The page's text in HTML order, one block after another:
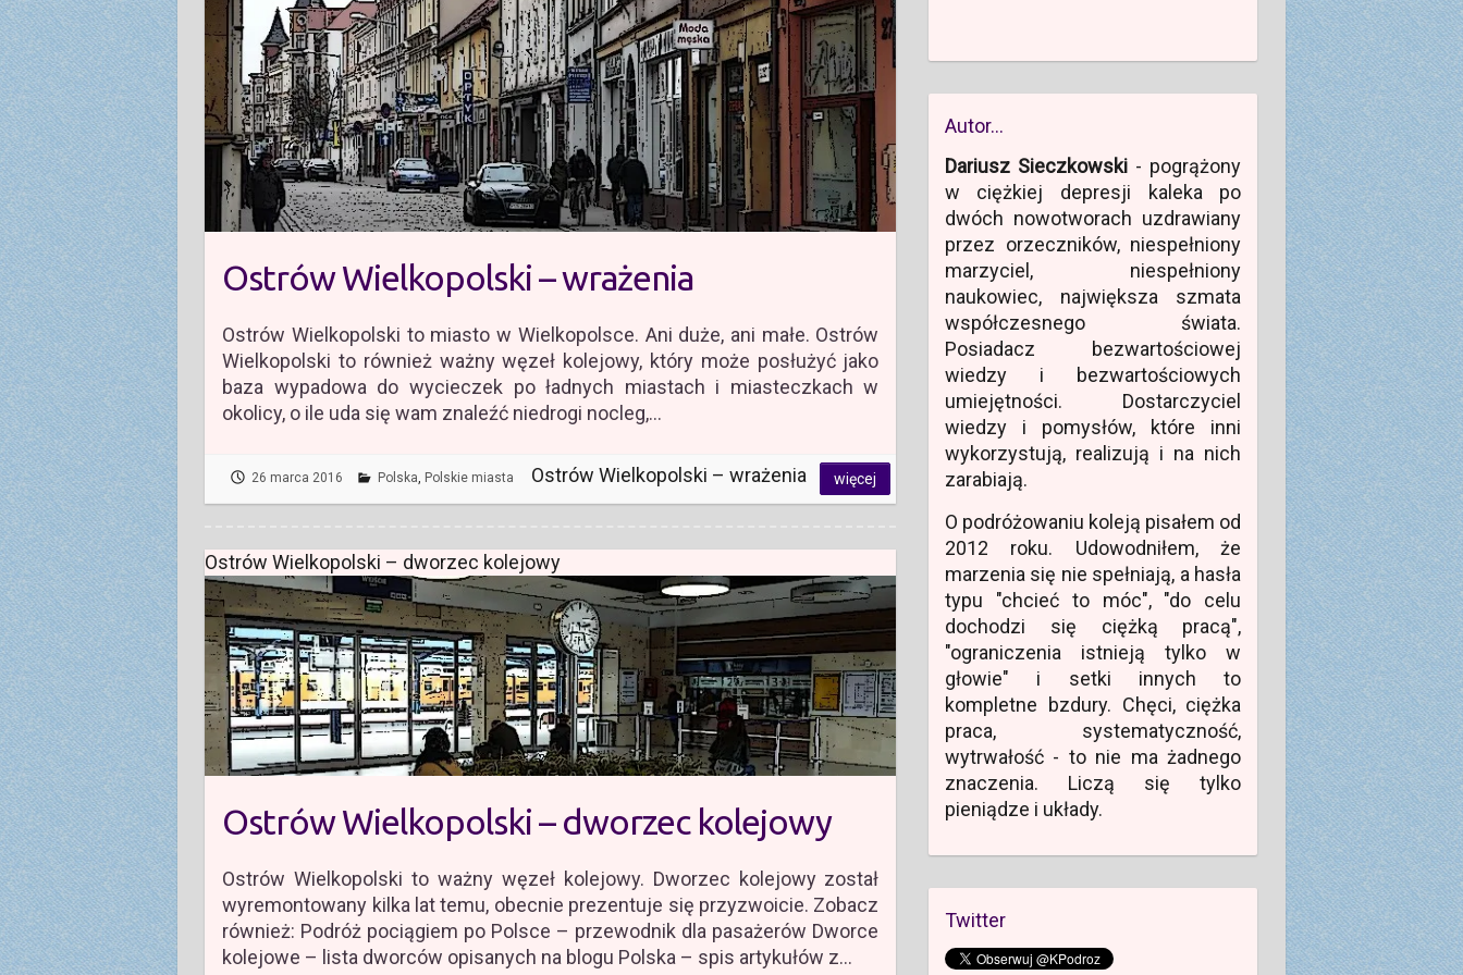
Ostrów Wielkopolski – wrażenia
Ostrów Wielkopolski to miasto w Wielkopolsce. Ani duże, ani małe. Ostrów
Wielkopolski to również ważny węzeł kolejowy, który może posłużyć jako
baza wypadowa do wycieczek po ładnych miastach i miasteczkach w
okolicy, o ile uda się wam znaleźć niedrogi nocleg,…
26 marca 2016 Polska Polskie miasta Ostrów Wielkopolski – wrażenia więcej
Ostrów Wielkopolski – dworzec kolejowy
Ostrów Wielkopolski – dworzec kolejowy
Ostrów Wielkopolski to ważny węzeł kolejowy. Dworzec kolejowy został
wyremontowany kilka lat temu, obecnie prezentuje się przyzwoicie. Zobacz
również: Podróż pociągiem po Polsce – przewodnik dla pasażerów Dworce
kolejowe – lista dworców opisanych na blogu Polska – spis artykułów z…
Autor…
Dariusz Sieczkowski - pogrążony
w ciężkiej depresji kaleka po
dwóch nowotworach uzdrawiany
przez orzeczników, niespełniony
marzyciel, niespełniony
naukowiec, największa szmata
współczesnego świata.
Posiadacz bezwartościowej
wiedzy i bezwartościowych
umiejętności. Dostarczyciel
wiedzy i pomysłów, które inni
wykorzystują, realizują i na nich
zarabiają.
O podróżowaniu koleją pisałem od
2012 roku. Udowodniłem, że
marzenia się nie spełniają, a hasła
typu "chcieć to móc", "do celu
dochodzi się ciężką pracą",
"ograniczenia istnieją tylko w
głowie" i setki innych to
kompletne bzdury. Chęci, ciężka
praca, systematyczność,
wytrwałość - to nie ma żadnego
znaczenia. Liczą się tylko
pieniądze i układy.
Twitter